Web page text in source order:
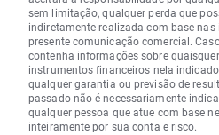
sem limitação, qualquer perda que
indiretamente realizada com base
presente comunicação comercial.
contenha informações sobre
instrumentos financeiros nela
qualquer garantia ou previsão de
passado não é necessariamente
qualquer pessoa que atue com base
inteiramente por sua conta e risco.